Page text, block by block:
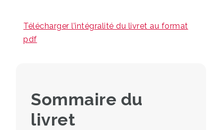
Télécharger l’intégralité du livret au format
pdf
Sommaire du
livret